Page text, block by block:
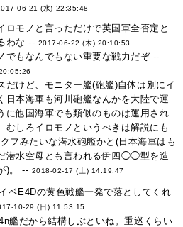
06-21 (水) 22:35:48
ロモノと言っただけで英国軍全否定と
わな -- 2017-06-22 (木) 20:10:53
でもなんでもない重要な戦力だぞ --
だけど、モニター艦(砲艦)自体は別にイ
日本海軍も河川砲艦なんかを大陸で運
に他国海軍でも類似のものは運用され
むしろイロモノというべきは解説にも
フみたいな潜水砲艦かと(日本海軍はも
潜水空母とも言われる伊四◯◯型を造
)。 -- 2018-02-17 (土) 14:19:47
ベE4Dの黄色戦艦一発で落としてくれ
10-29 (日) 11:53:15
艦だから結構しぶといね。重巡くらい